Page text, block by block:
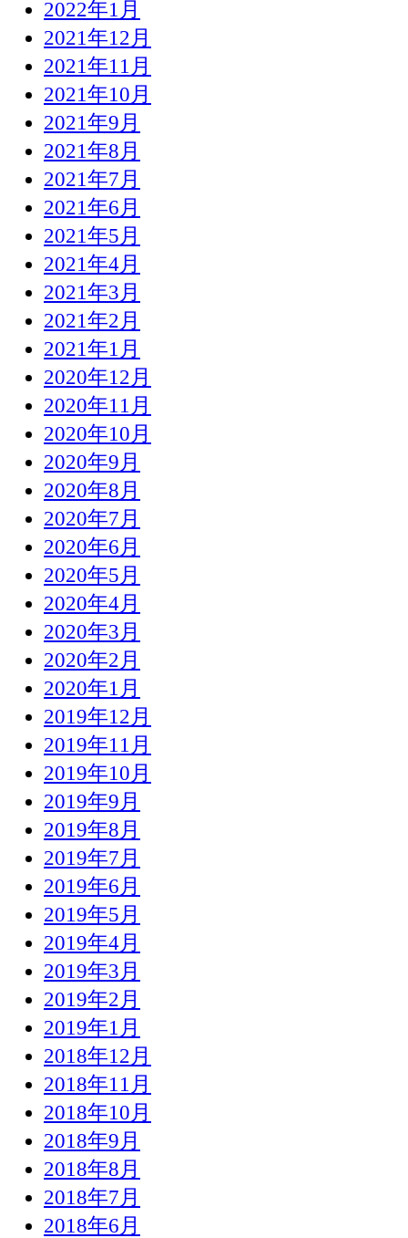
2022年1月
2021年12月
2021年11月
2021年10月
2021年9月
2021年8月
2021年7月
2021年6月
2021年5月
2021年4月
2021年3月
2021年2月
2021年1月
2020年12月
2020年11月
2020年10月
2020年9月
2020年8月
2020年7月
2020年6月
2020年5月
2020年4月
2020年3月
2020年2月
2020年1月
2019年12月
2019年11月
2019年10月
2019年9月
2019年8月
2019年7月
2019年6月
2019年5月
2019年4月
2019年3月
2019年2月
2019年1月
2018年12月
2018年11月
2018年10月
2018年9月
2018年8月
2018年7月
2018年6月